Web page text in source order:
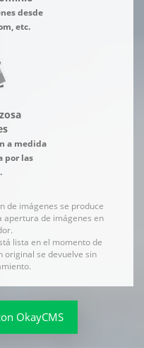
desde
etc.
a medida
por las
de imágenes se produce
apertura de imágenes en
lista en el momento de
original se devuelve sin
OkayCMS